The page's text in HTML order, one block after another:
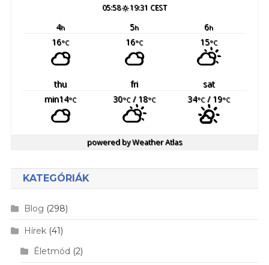
05:58 19:31 CEST
4h 5h 6h
16°C 16°C 15°C
thu fri
sat
min14°C 30°C/ 18°C 34°C/ 19°C
powered byWeather Atlas
KATEGÓRIÁK
Blog (298)
Hírek(41)
Életmód (2)